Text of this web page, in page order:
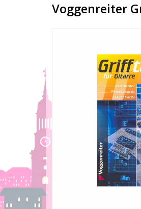
Voggenreiter